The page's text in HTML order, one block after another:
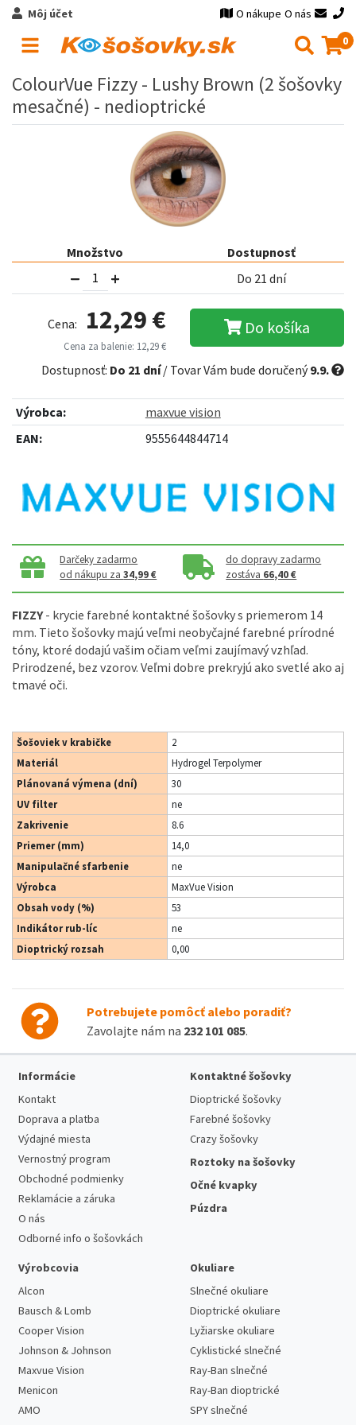
Môj účet O nákupe O nás
0
ColourVue Fizzy - Lushy Brown (2 šošovky
mesačné) - nedioptrické
Množstvo
Dostupnosť
Do 21 dní
Cena: 12,29 €
Cena za balenie: 12,29 €
Do košíka
Dostupnosť: Do 21 dní/ Tovar Vám bude doručený9.9.
Výrobca:
maxvue vision
EAN:
9555644844714
Darčeky zadarmo
od nákupu za34,99 €
do dopravy zadarmo
zostáva 66,40 €
FIZZY- krycie farebné kontaktné šošovky s priemerom 14
mm. Tieto šošovky majú veľmi neobyčajné farebné prírodné
tóny, ktoré dodajú vašim očiam veľmi zaujímavý vzhľad.
Prirodzené, bez vzorov. Veľmi dobre prekryjú ako svetlé ako aj
tmavé oči.
Šošoviek v krabičke
2
Materiál
Hydrogel Terpolymer
Plánovaná výmena (dní)
30
UV filter
ne
Zakrivenie
8.6
Priemer (mm)
14,0
Manipulačné sfarbenie
ne
Výrobca
MaxVue Vision
Obsah vody (%)
53
Indikátor rub-líc
ne
Dioptrický rozsah
0,00
Potrebujete pomôcť alebo poradiť?
Zavolajte nám na 232 101 085.
Informácie
Kontakt
Doprava a platba
Výdajné miesta
Vernostný program
Obchodné podmienky
Reklamácie a záruka
O nás
Odborné info o šošovkách
Kontaktné šošovky
Dioptrické šošovky
Farebné šošovky
Crazy šošovky
Roztoky na šošovky
Očné kvapky
Púzdra
Výrobcovia
Alcon
Bausch & Lomb
Cooper Vision
Johnson & Johnson
Maxvue Vision
Menicon
AMO
Okuliare
Slnečné okuliare
Dioptrické okuliare
Lyžiarske okuliare
Cyklistické slnečné
Ray-Ban slnečné
Ray-Ban dioptrické
SPY slnečné